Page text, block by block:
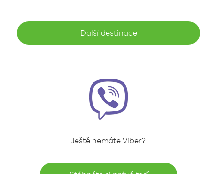
Další destinace
Ještě nemáte Viber?